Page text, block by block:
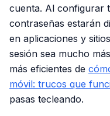
cuenta. Al configurar
contraseñas estarán
en aplicaciones y
sesión sea mucho
más eficientes de
móvil: trucos que
pasas tecleando.